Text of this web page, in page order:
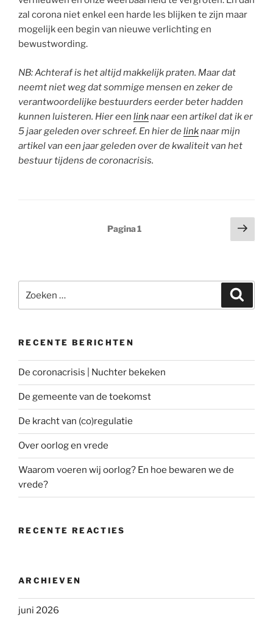
zal corona niet enkel een harde les blijken te zijn maar
mogelijk een begin van nieuwe verlichting en
bewustwording.
NB: Achteraf is het altijd makkelijk praten. Maar dat
neemt niet weg dat sommige mensen en zeker de
verantwoordelijke bestuurders eerder beter hadden
kunnen luisteren. Hier een linknaar een artikel dat ik er
5 jaar geleden over schreef. En hier delinknaar mijn
artikel van een jaar geleden over de kwaliteit van het
bestuur tijdens de coronacrisis.
BerichtnavigatiePagina1
naar:
RECENTE BERICHTEN
De coronacrisis | Nuchter bekeken
De gemeente van de toekomst
De kracht van (co)regulatie
Over oorlog en vrede
Waarom voeren wij oorlog? En hoe bewaren we de
vrede?
RECENTE REACTIES
ARCHIEVEN
juni 2026